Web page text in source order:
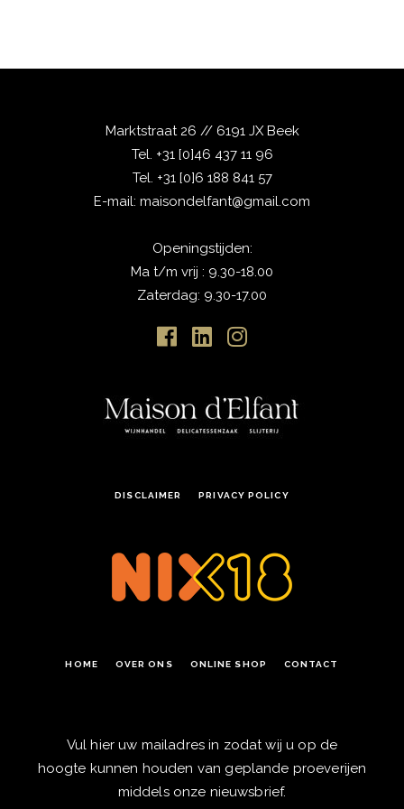
Marktstraat 26 // 6191 JX Beek
Tel. +31 [0]46 437 11 96
Tel. +31 [0]6 188 841 57
E-mail: maisondelfant@gmail.com
Openingstijden:
Ma t/m vrij : 9.30-18.00
Zaterdag: 9.30-17.00
DISCLAIMER PRIVACY POLICY
HOME OVER ONS ONLINE SHOP CONTACT
Vul hier uw mailadres in zodat wij u op de
hoogte kunnen houden van geplande proeverijen
middels onze nieuwsbrief.